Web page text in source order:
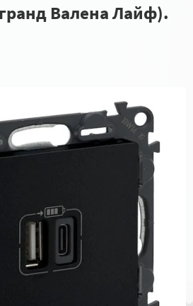
Валена Лайф).